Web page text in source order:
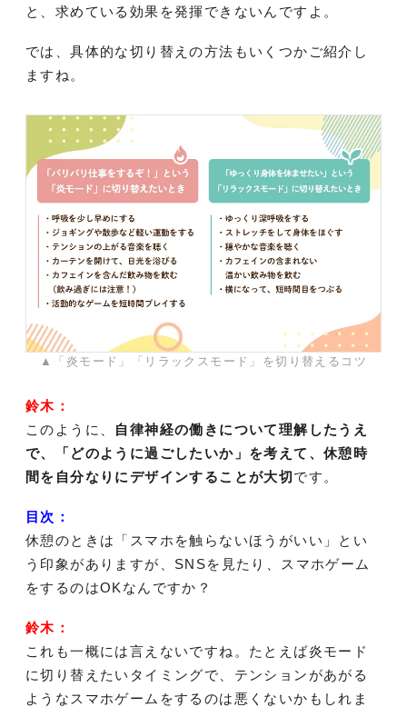
と、求めている効果を発揮できないんですよ。
では、具体的な切り替えの方法もいくつかご紹介し
ますね。
▲「炎モード」「リラックスモード」を切り替えるコツ
鈴木：
このように、 自律神経の働きについて理解したうえ
で、「どのように過ごしたいか」を考えて、休憩時
間を自分なりにデザインすることが大切 です。
目次：
休憩のときは「スマホを触らないほうがいい」とい
う印象がありますが、SNSを見たり、スマホゲーム
をするのはOKなんですか？
鈴木：
これも一概には言えないですね。たとえば炎モード
に切り替えたいタイミングで、テンションがあがる
ようなスマホゲームをするのは悪くないかもしれま